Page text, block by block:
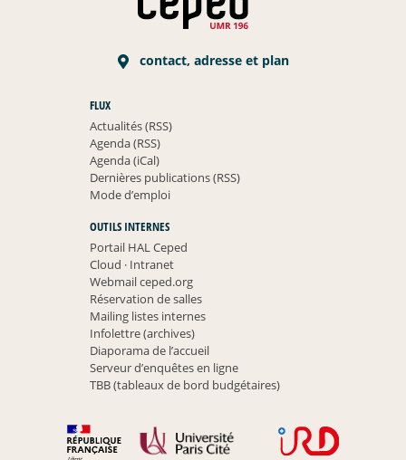
contact, adresse et plan
FLUX
Actualités (RSS)
Agenda (RSS)
Agenda (iCal)
Dernières publications (RSS)
Mode d’emploi
OUTILS INTERNES
Portail HAL Ceped
Cloud ·Intranet
Webmail ceped.org
Réservation de salles
Mailing listes internes
Infolettre (archives)
Diaporama de l’accueil
Serveur d’enquêtes en ligne
TBB (tableaux de bord budgétaires)